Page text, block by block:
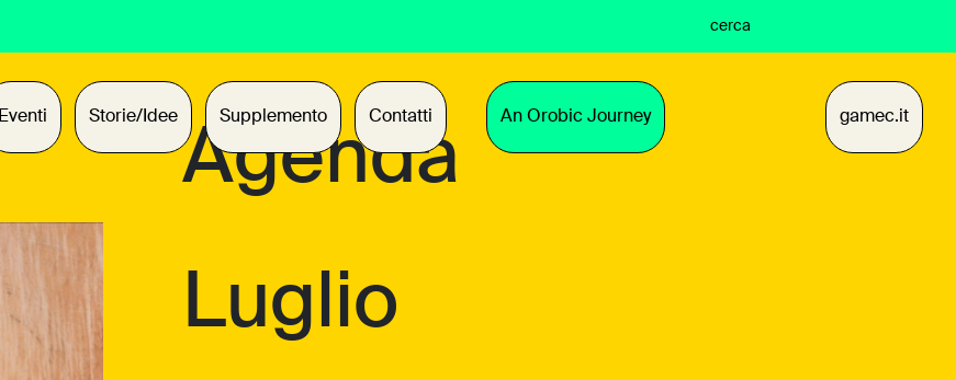
cerca
Eventi Storie/Idee Supplemento Contatti An Orobic Journey gamec.it
Agenda
Luglio